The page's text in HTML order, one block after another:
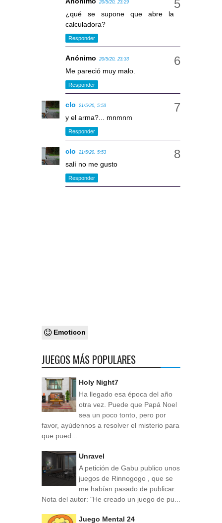
20/5/20, 23:29
¿qué se supone que abre la
calculadora?
Responder
Anónimo 20/5/20, 23:33
Me pareció muy malo.
Responder
clo 21/5/20, 5:53
y el arma?... mnmnm
Responder
clo 21/5/20, 5:53
salí no me gusto
Responder
Emoticon
JUEGOS MÁS POPULARES
Holy Night7
Ha llegado esa época del año
otra vez. Puede que Papá Noel
sea un poco tonto, pero por
favor, ayúdennos a resolver el misterio para
que pued...
Unravel
A petición de Gabu publico unos
juegos de Rinnogogo , que se
me habían pasado de publicar.
Nota del autor: "He creado un juego de pu...
Juego Mental 24